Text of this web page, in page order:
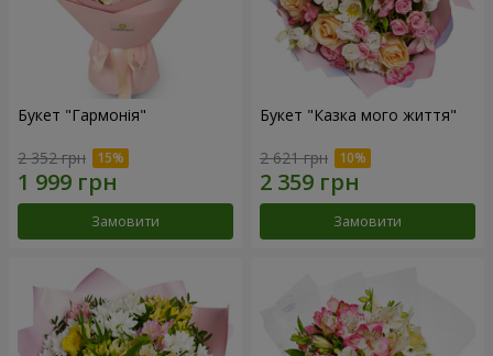
Букет "Гармонія"
2 352 грн
Замовити
Букет "Казка мого життя"
2 621 грн
Замовити